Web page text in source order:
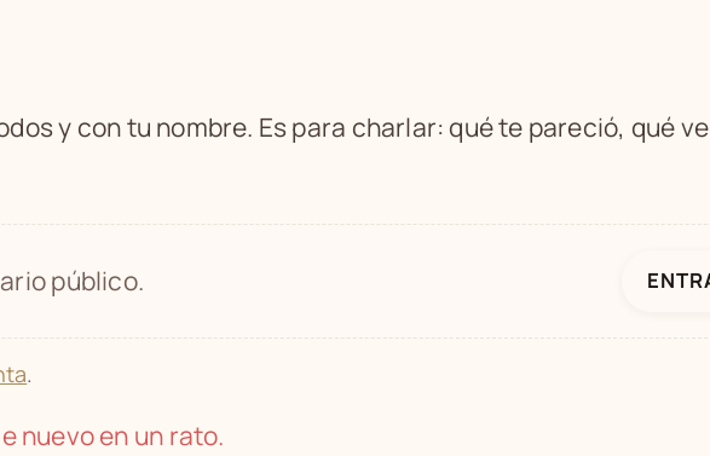
y con tu nombre. Es para charlar: qué te pareció, qué
público.
.
nuevo en un rato.